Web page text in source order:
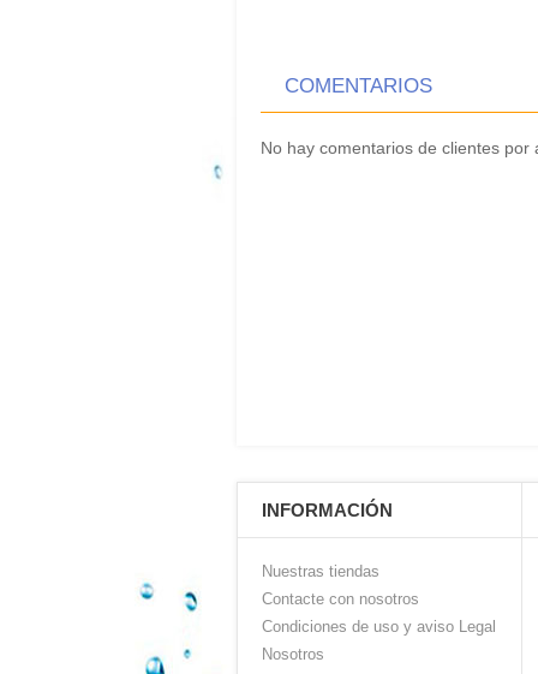
COMENTARIOS
No hay comentarios de clientes por
INFORMACIÓN
Nuestras tiendas
Contacte con nosotros
Condiciones de uso y aviso Legal
Nosotros